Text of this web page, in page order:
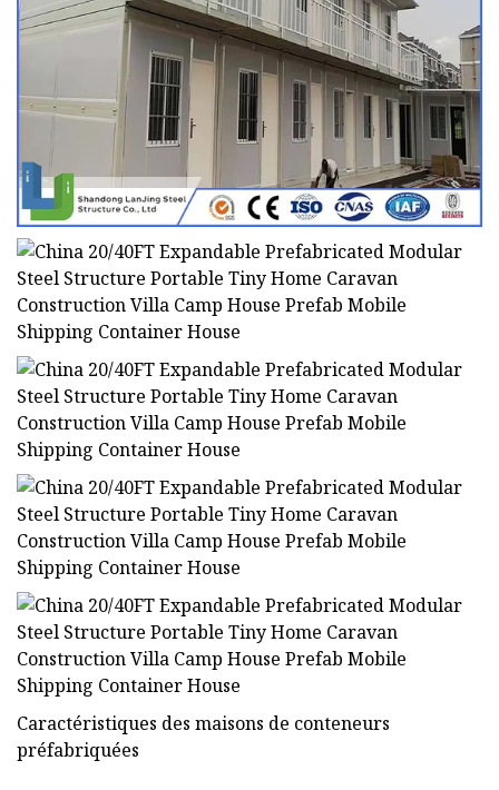
Caractéristiques des maisons de conteneurs
préfabriquées